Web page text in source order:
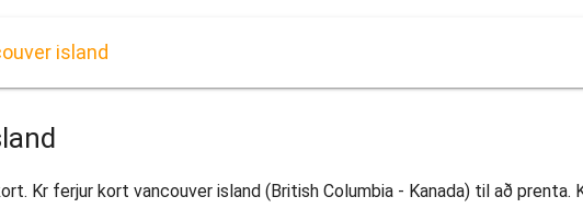
island
Kr ferjur kort vancouver island (British Columbia - Kanada) til að